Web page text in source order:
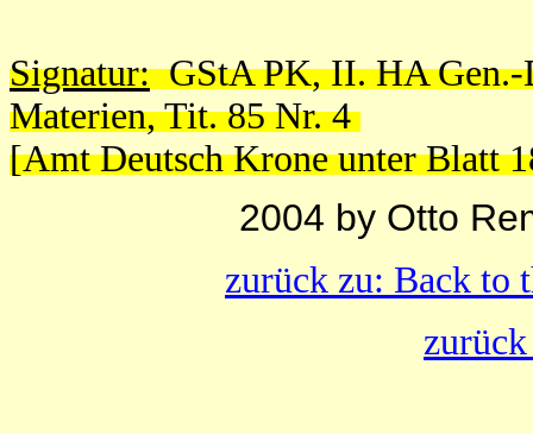
Signatur:GStA PK, II. HA Gen.-
Materien, Tit. 85 Nr. 4
[Amt Deutsch Krone unter Blatt
2004 by Otto
zurück zu: Back to